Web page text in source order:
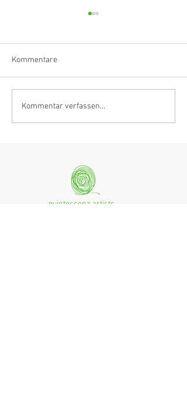
Klarinettistin, Tonmeisterin,
Grenzgängerin
Kommentare
Kommentar verfassen...
quintessenz artists